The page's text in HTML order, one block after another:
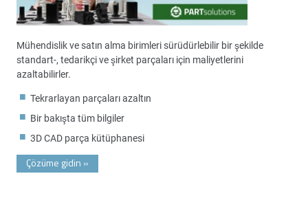
Mühendislik ve satın alma birimleri sürüdürlebilir bir şekilde
standart-, tedarikçi ve şirket parçaları için maliyetlerini
azaltabilirler.
Tekrarlayan parçaları azaltın
Bir bakışta tüm bilgiler
3D CAD parça kütüphanesi
Çözüme gidin »